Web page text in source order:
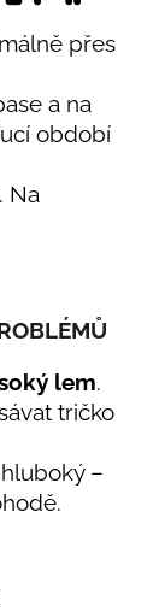
přes
a na
období
Na
lem.
tričko
–